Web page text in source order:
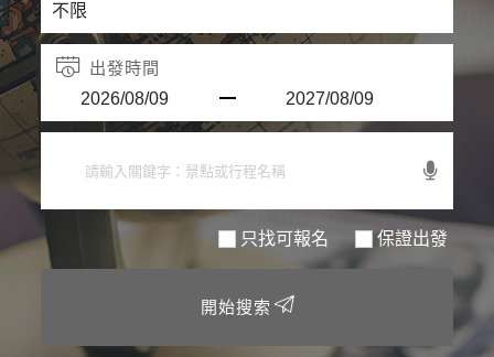
出發時間
只找可報名 保證出發
開始搜索